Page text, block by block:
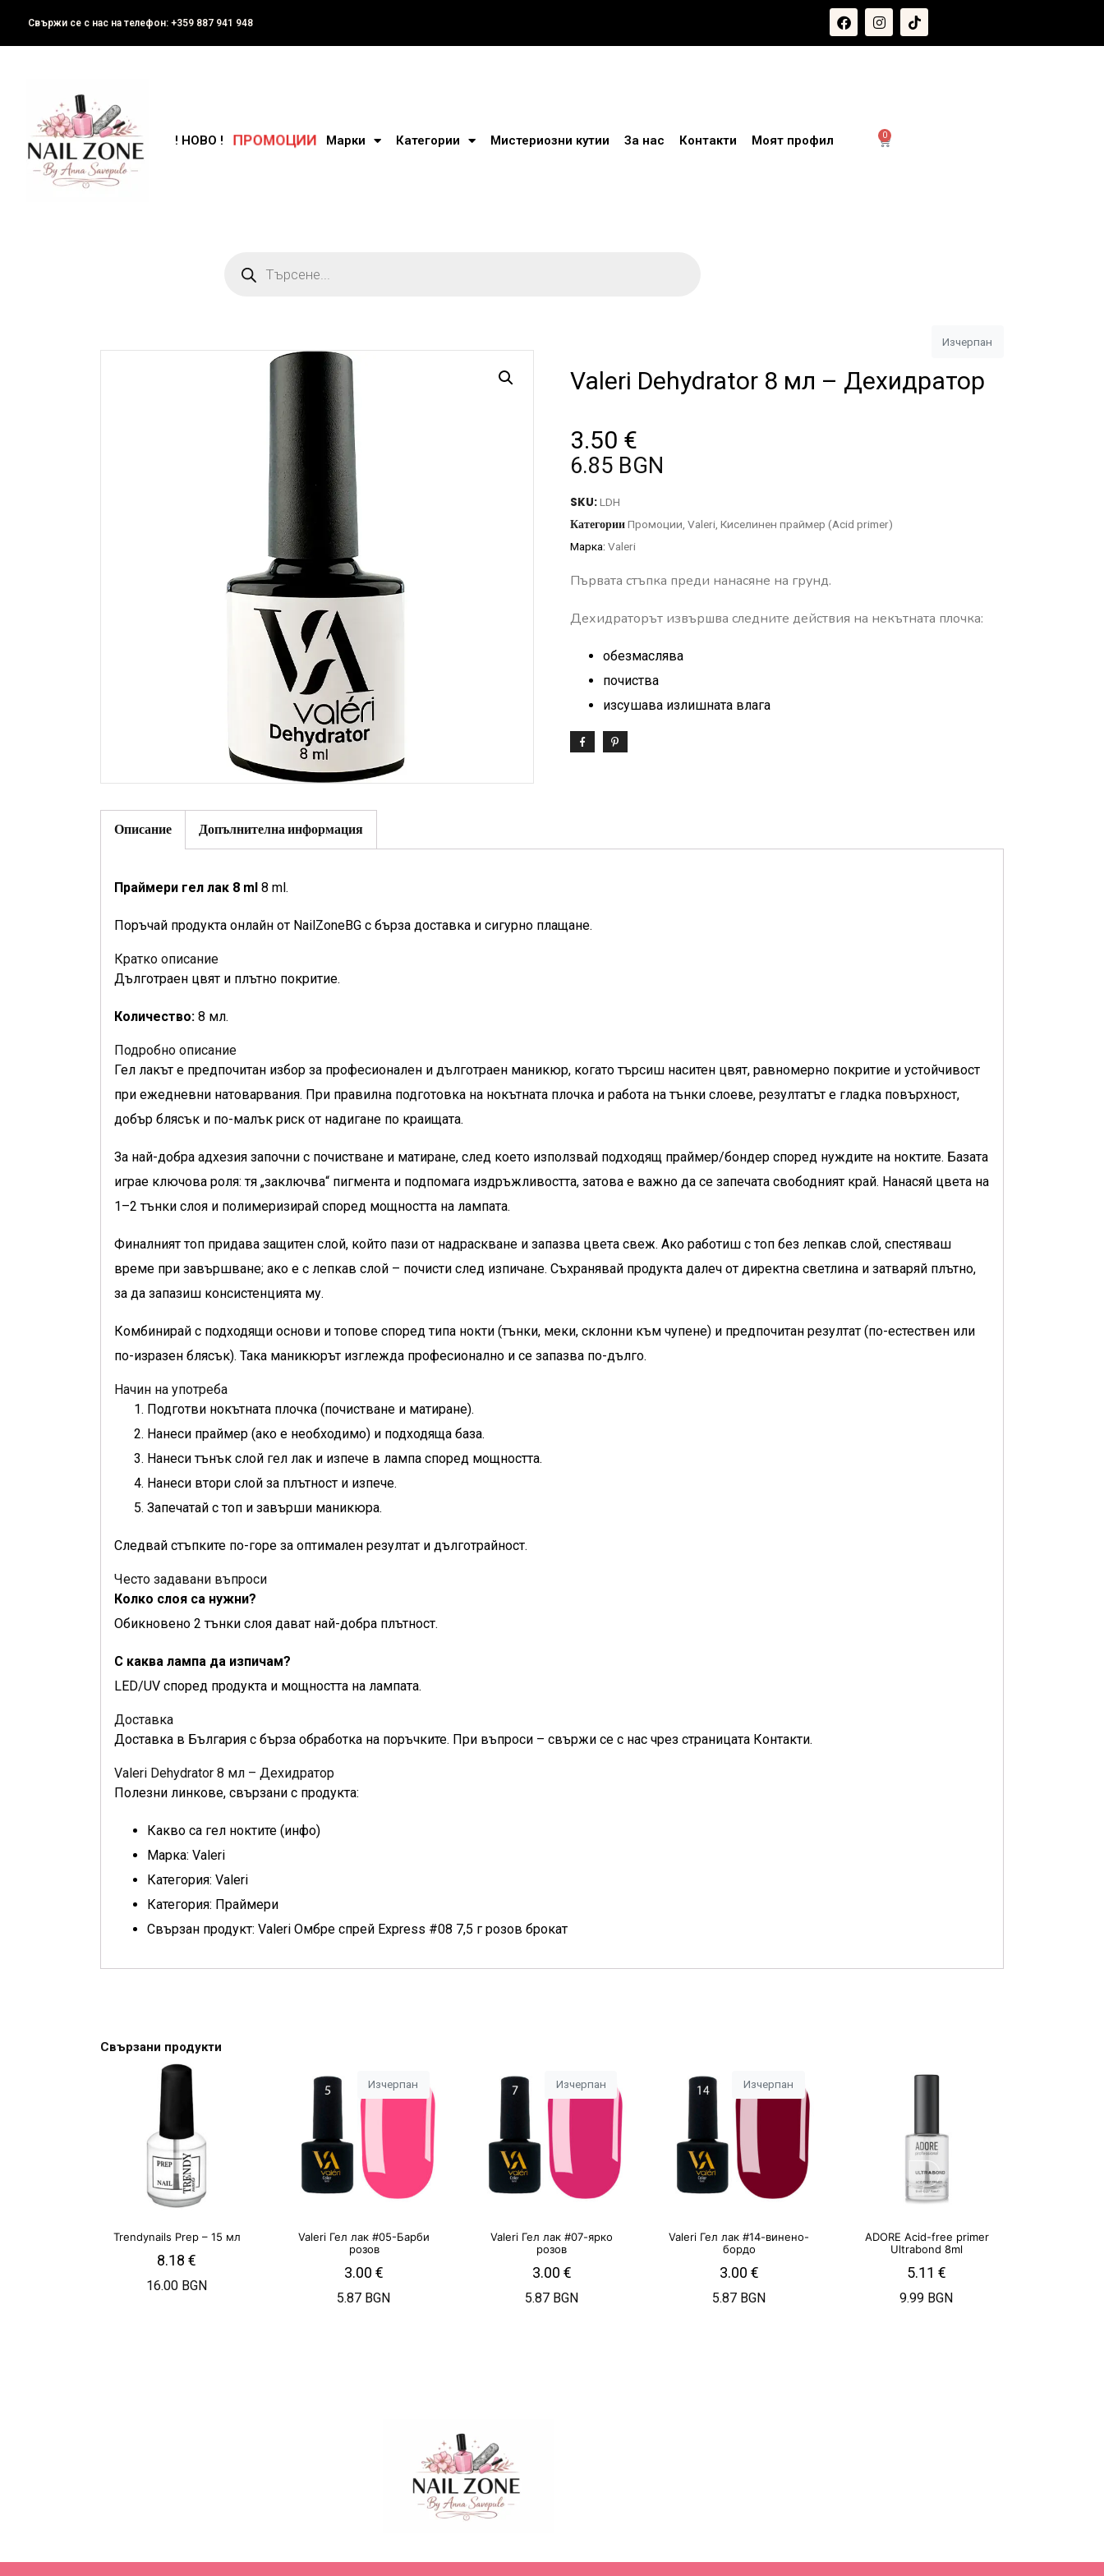
Свържи се с нас на телефон: +359 887 941 948
0
! НОВО ! ПРОМОЦИИ Марки Категории Мистериозни кутии За нас Контакти Моят профил
Изчерпан
Valeri Dehydrator 8 мл – Дехидратор
3.50 €
6.85 BGN
SKU:LDH
КатегорииПромоции Valeri Киселинен праймер (Acid primer)
Марка: Valeri
Първата стъпка преди нанасяне на грунд.
Дехидраторът извършва следните действия на некътната плочка:
обезмаслява
почиства
изсушава излишната влага
Описание Допълнителна информация
Праймери гел лак 8 ml 8 ml.
Поръчай продукта онлайн от NailZoneBG с бърза доставка и сигурно плащане.
Кратко описание
Дълготраен цвят и плътно покритие.
Количество: 8 мл.
Подробно описание
Гел лакът е предпочитан избор за професионален и дълготраен маникюр, когато търсиш наситен цвят, равномерно покритие и устойчивост
при ежедневни натоварвания. При правилна подготовка на нокътната плочка и работа на тънки слоеве, резултатът е гладка повърхност,
добър блясък и по-малък риск от надигане по краищата.
За най-добра адхезия започни с почистване и матиране, след което използвай подходящ праймер/бондер според нуждите на ноктите. Базата
играе ключова роля: тя „заключва“ пигмента и подпомага издръжливостта, затова е важно да се запечата свободният край. Нанасяй цвета на
1–2 тънки слоя и полимеризирай според мощността на лампата.
Финалният топ придава защитен слой, който пази от надраскване и запазва цвета свеж. Ако работиш с топ без лепкав слой, спестяваш
време при завършване; ако е с лепкав слой – почисти след изпичане. Съхранявай продукта далеч от директна светлина и затваряй плътно,
за да запазиш консистенцията му.
Комбинирай с подходящи основи и топове според типа нокти (тънки, меки, склонни към чупене) и предпочитан резултат (по-естествен или
по-изразен блясък). Така маникюрът изглежда професионално и се запазва по-дълго.
Начин на употреба
Подготви нокътната плочка (почистване и матиране).
Нанеси праймер (ако е необходимо) и подходяща база.
Нанеси тънък слой гел лак и изпече в лампа според мощността.
Нанеси втори слой за плътност и изпече.
Запечатай с топ и завърши маникюра.
Следвай стъпките по-горе за оптимален резултат и дълготрайност.
Често задавани въпроси
Колко слоя са нужни?
Обикновено 2 тънки слоя дават най-добра плътност.
С каква лампа да изпичам?
LED/UV според продукта и мощността на лампата.
Доставка
Доставка в България с бърза обработка на поръчките. При въпроси – свържи се с нас чрез страницата Контакти.
Valeri Dehydrator 8 мл – Дехидратор
Полезни линкове, свързани с продукта:
Какво са гел ноктите (инфо)
Марка: Valeri
Категория: Valeri
Категория: Праймери
Свързан продукт: Valeri Омбре спрей Express #08 7,5 г розов брокат
Свързани продукти
Trendynails Prep – 15 мл
8.18€
16.00 BGN
Изчерпан
Valeri Гел лак #05-Барби
розов
3.00€
5.87 BGN
Изчерпан
Valeri Гел лак #07-ярко
розов
3.00 €
5.87 BGN
Изчерпан
Valeri Гел лак #14-винено-
бордо
3.00 €
5.87 BGN
ADORE Acid-free рrimer
Ultrabond 8ml
5.11€
9.99 BGN